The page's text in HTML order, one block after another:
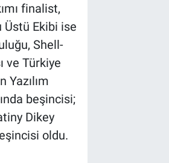
finalist,
Üstü Ekibi ise
Shell-
ve Türkiye
Yazılım
beşincisi;
Dikey
oldu.